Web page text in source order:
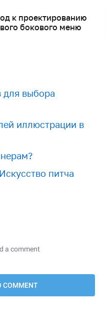
к проектированию
бокового меню
для выбора
иллюстрации в
питча